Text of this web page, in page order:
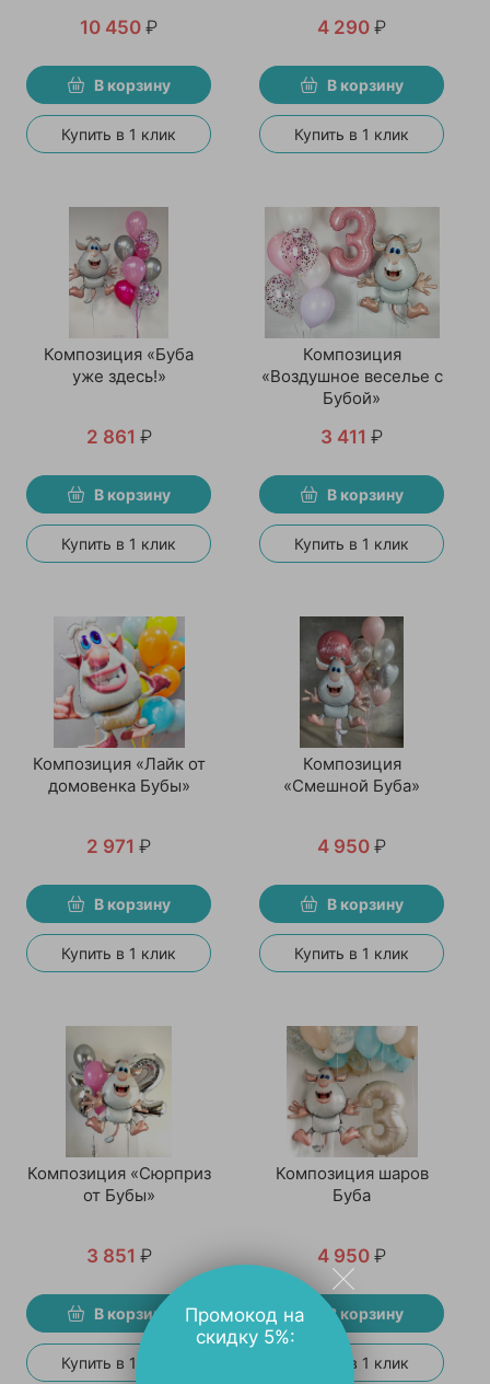
10 450 ₽
В корзину
Купить в 1 клик
4 290 ₽
В корзину
Купить в 1 клик
Композиция «Буба
уже здесь!»
2 861 ₽
В корзину
Купить в 1 клик
Композиция
«Воздушное веселье с
Бубой»
3 411 ₽
В корзину
Купить в 1 клик
Композиция «Лайк от
домовенка Бубы»
2 971 ₽
В корзину
Купить в 1 клик
Композиция
«Смешной Буба»
4 950 ₽
В корзину
Купить в 1 клик
Композиция «Сюрприз
от Бубы»
3 851 ₽
В корзину
Купить в 1 клик
Композиция шаров
Буба
4 950 ₽
В корзину
Купить в 1 клик
Промокод на
скидку 5%: